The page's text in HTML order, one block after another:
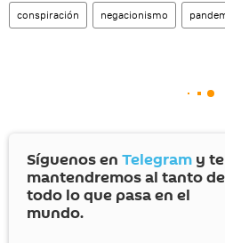
conspiración negacionismo
Síguenos en Telegram y te
mantendremos al tanto de
todo lo que pasa en el
mundo.